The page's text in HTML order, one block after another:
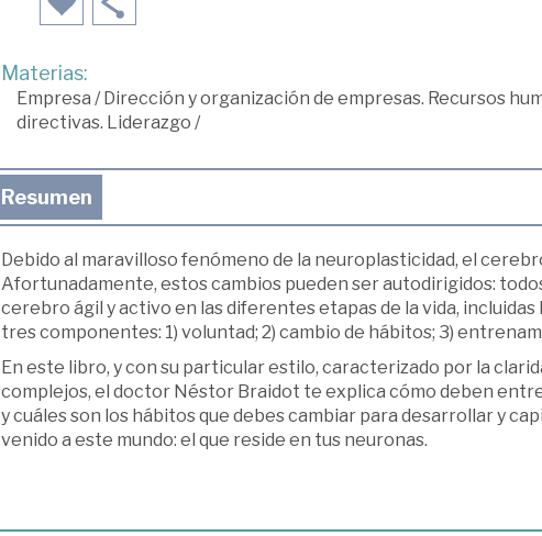
Materias:
Empresa / Dirección y organización de empresas. Recursos
directivas. Liderazgo /
Resumen
Debido al maravilloso fenómeno de la neuroplasticidad, el
Afortunadamente, estos cambios pueden ser autodirigidos:
cerebro ágil y activo en las diferentes etapas de la vida, incluidas
tres componentes: 1) voluntad; 2) cambio de hábitos; 3)
En este libro, y con su particular estilo, caracterizado por la
complejos, el doctor Néstor Braidot te explica cómo deben
y cuáles son los hábitos que debes cambiar para desarrollar y
venido a este mundo: el que reside en tus neuronas.